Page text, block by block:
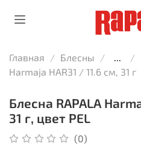
Главная Блесны
...
Harmaja HAR31 / 11.6 см, 31 г
Блесна RAPALA
31 г, цвет PEL
(0)